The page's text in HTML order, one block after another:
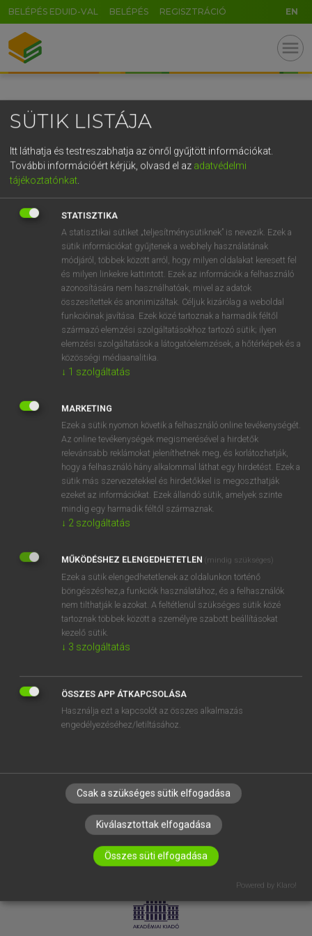
BELÉPÉS EDUID-VAL BELÉPÉS REGISZTRÁCIÓ EN
menu
OOOOPS!
SZOTAR.NET APPLIKÁCIÓ
MICROSOFT OFFICE BŐVÍTMÉNY
BEÉPÜLŐ SZÓTÁRMODUL
ONLINE NYELVVIZSGA
EGYÉNI FELHASZNÁLÓKNAK
TANULÓKNAK
OKTATÁSI INTÉZMÉNYEKNEK
VÁLLALATI MEGOLDÁSOK
RÓLUNK
ELÉRHETŐSÉG
SÜTI BEÁLLÍTÁSOK
LICENCSZERZŐDÉS ADATVÉDELEM
SÜTIK LISTÁJA
Itt láthatja és testreszabhatja az önről gyűjtött információkat.
További információért kérjük, olvasd el az adatvédelmi
tájékoztatónkat
STATISZTIKA
A statisztikai sütiket „teljesítménysütiknek” is nevezik. Ezek a
sütik információkat gyűjtenek a webhely használatának
módjáról, többek között arról, hogy milyen oldalakat keresett fel
és milyen linkekre kattintott. Ezek az információk a felhasználó
azonosítására nem használhatóak, mivel az adatok
összesítettek és anonimizáltak. Céljuk kizárólag a weboldal
funkcióinak javítása. Ezek közé tartoznak a harmadik féltől
származó elemzési szolgáltatásokhoz tartozó sütik; ilyen
elemzési szolgáltatások a látogatóelemzések, a hőtérképek és a
közösségi médiaanalitika.
↓ 1 szolgáltatás
MARKETING
Ezek a sütik nyomon követik a felhasználó online tevékenységét.
Az online tevékenységek megismerésével a hirdetők
relevánsabb reklámokat jeleníthetnek meg, és korlátozhatják,
hogy a felhasználó hány alkalommal láthat egy hirdetést. Ezek a
sütik más szervezetekkel és hirdetőkkel is megoszthatják
ezeket az információkat. Ezek állandó sütik, amelyek szinte
mindig egy harmadik féltől származnak.
↓ 2 szolgáltatás
MŰKÖDÉSHEZ ELENGEDHETETLEN (mindig szükséges)
Ezek a sütik elengedhetetlenek az oldalunkon történő
böngészéshez,a funkciók használatához, és a felhasználók
nem tilthatják le azokat. A feltétlenül szükséges sütik közé
tartoznak többek között a személyre szabott beállításokat
kezelő sütik.
↓ 3 szolgáltatás
ÖSSZES APP ÁTKAPCSOLÁSA
Használja ezt a kapcsolót az összes alkalmazás
engedélyezéséhez/letiltásához.
Csak a szükséges sütik elfogadása
Kiválasztottak elfogadása
Összes süti elfogadása
Powered by Klaro!
GR
5
g h k l
v b n m , . - AltGr